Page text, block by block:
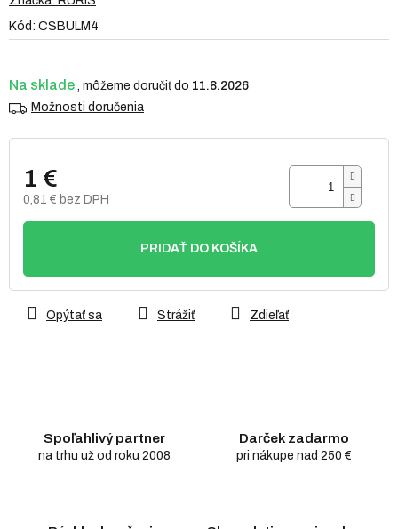
Kód: CSBULM4
Na sklade
11.8.2026
Možnosti doručenia
1 €
0,81 € bez DPH
Jednotková
PRIDAŤ DO KOŠÍKA
Opýtať sa Strážiť Zdieľať
Spoľahlivý partner
na trhu už od roku 2008
Darček zadarmo
pri nákupe nad 250 €
0,0
hviezdičiek.